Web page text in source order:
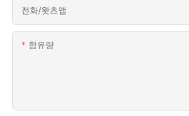
전화/왓츠앱
함유량